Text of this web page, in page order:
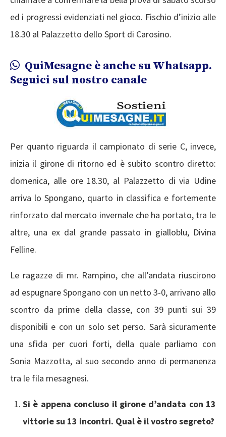
ed i progressi evidenziati nel gioco. Fischio d’inizio alle
18.30 al Palazzetto dello Sport di Carosino.
QuiMesagne è anche su Whatsapp.
Seguici sul nostro canale
Per quanto riguarda il campionato di serie C, invece,
inizia il girone di ritorno ed è subito scontro diretto:
domenica, alle ore 18.30, al Palazzetto di via Udine
arriva lo Spongano, quarto in classifica e fortemente
rinforzato dal mercato invernale che ha portato, tra le
altre, una ex dal grande passato in gialloblu, Divina
Felline.
Le ragazze di mr. Rampino, che all’andata riuscirono
ad espugnare Spongano con un netto 3-0, arrivano allo
scontro da prime della classe, con 39 punti sui 39
disponibili e con un solo set perso. Sarà sicuramente
una sfida per cuori forti, della quale parliamo con
Sonia Mazzotta, al suo secondo anno di permanenza
tra le fila mesagnesi.
Si è appena concluso il girone d’andata con 13
vittorie su 13 incontri. Qual è il vostro segreto?